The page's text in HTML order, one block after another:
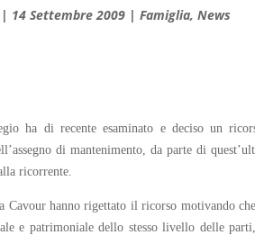
| 14 Settembre 2009 |Famiglia,News
ha di recente esaminato e deciso un
di mantenimento, da parte di
ricorrente.
Cavour hanno rigettato il ricorso motivando
e patrimoniale dello stesso livello delle